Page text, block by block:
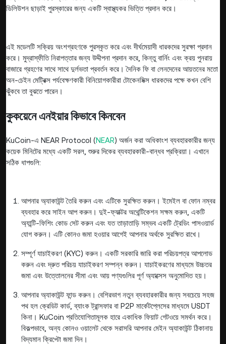
ডিলিউশন ছাড়াই পুরস্কারের জন্য একটি স্বাস্থ্যকর ভিত্তি প্রদান করে।
এই মডেলটি সক্রিয় অংশগ্রহণকে পুরস্কৃত করে এবং দীর্ঘমেয়াদী ধারকদের সুরক্ষা প্রদান
করে। মুদ্রাস্ফীতি নিরাপত্তার জন্য উদ্দীপনা প্রদান করে, কিন্তু বার্নিং এবং ক্রয় পুনরায়
বাজারে গ্রহণের সাথে সাথে দুর্লভতা প্রবর্তন করে। দৈনিক ফি বা লেনদেনের আয়তনের মতো
অন-চেইন মেট্রিক্স পর্যবেক্ষণকারী বিনিয়োগকারীরা টোকেনমিক্স ধারকদের পক্ষে কখন বেশি
ঝুঁকবে তা বুঝতে পারেন।
কুকয়েনে এনইয়ার কিভাবে কিনবেন
KuCoin-এ NEAR Protocol (NEAR) অর্জন করা অধিকাংশ ব্যবহারকারীর জন্য
কয়েক মিনিটের মধ্যে একটি সরল, শুরুর দিকের ব্যবহারকারী-বান্ধব প্রক্রিয়া। এখানে
সঠিক ধাপগুলি:
আপনার অ্যাকাউন্ট তৈরি করুন এবং এটিকে সুরক্ষিত করুন। ইমেইল বা ফোন নম্বর
ব্যবহার করে সাইন আপ করুন। দুই-ফ্যাক্টর অথেন্টিকেশন সক্ষম করুন, একটি
অ্যান্টি-ফিশিং কোড সেট করুন এবং যত তাড়াতাড়ি সম্ভব একটি ট্রেডিং পাসওয়ার্ড
যোগ করুন। এটি কোনও জমা হওয়ার আগেই আপনার অর্থকে সুরক্ষিত রাখে।
সম্পূর্ণ যাচাইকরণ (KYC) করুন। একটি সরকারি জারি করা পরিচয়পত্র আপলোড
করুন এবং দ্রুত পরিচয় যাচাইকরণ সম্পন্ন করুন। যাচাইকরণের মাধ্যমে উচ্চতর
জমা এবং উত্তোলনের সীমা এবং আয় পণ্যগুলির পূর্ণ অ্যাক্সেস অনুমোদিত হয়।
আপনার অ্যাকাউন্ট ফান্ড করুন। বেশিরভাগ নতুন ব্যবহারকারীর জন্য সবচেয়ে সহজ
পথ হল ক্রেডিট কার্ড, ব্যাংক ট্রান্সফার বা P2P মার্কেটপ্লেসের মাধ্যমে USDT
কিনা। KuCoin প্রতিযোগিতামূলক হারে একাধিক ফিয়াট গেটওয়ে সমর্থন করে।
বিকল্পভাবে, অন্য কোনও ওয়ালেট থেকে সরাসরি আপনার মেইন অ্যাকাউন্ট ঠিকানায়
বিদ্যমান ক্রিপ্টো জমা দিন।